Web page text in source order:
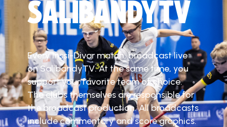
SALIBANDYTV
Every Inssi-Divar match, broadcast live
on SalibandyTV. At the same time, you
support your favorite team of choice.
The clubs themselves are responsible for
the broadcast production. All broadcasts
include commentary and score graphics.